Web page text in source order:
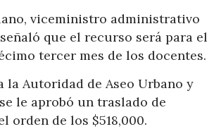
viceministro administrativo
que el recurso será para el
tercer mes de los docentes.
la Autoridad de Aseo Urbano y
le aprobó un traslado de
orden de los $518,000.